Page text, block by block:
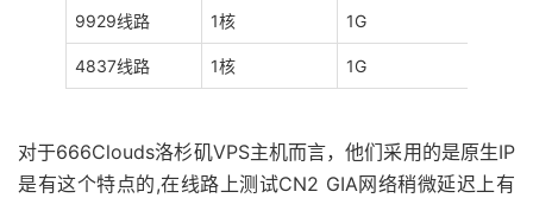
9929线路 1核 1G
4837线路 1核 1G
对于666Clouds洛杉矶VPS主机而言，他们采用的是原生IP
是有这个特点的,在线路上测试CN2 GIA网络稍微延迟上有